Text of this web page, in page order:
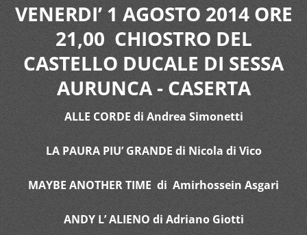
VENERDI’ 1 AGOSTO 2014 ORE
21,00 CHIOSTRO DEL
CASTELLO DUCALE DI SESSA
AURUNCA - CASERTA
ALLE CORDE di Andrea Simonetti
LA PAURA PIU’ GRANDE di Nicola di Vico
MAYBE ANOTHER TIME di Amirhossein Asgari
ANDY L’ ALIENO di Adriano Giotti